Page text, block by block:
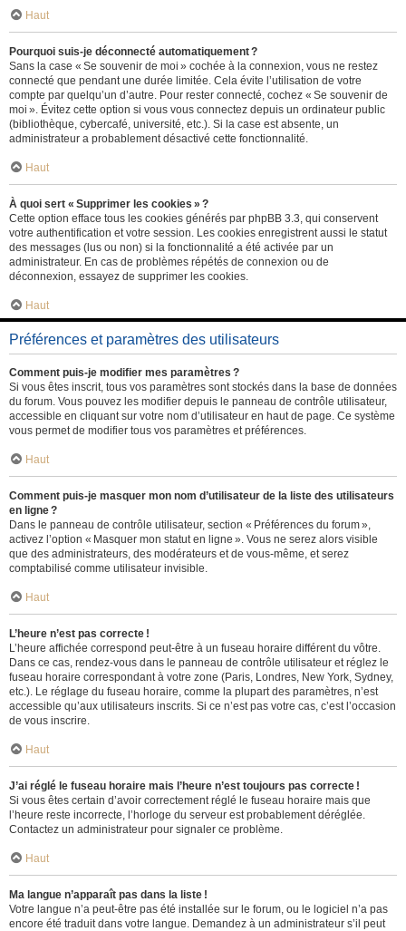
Haut
Pourquoi suis-je déconnecté automatiquement ?
Sans la case « Se souvenir de moi » cochée à la connexion, vous ne restez
connecté que pendant une durée limitée. Cela évite l’utilisation de votre
compte par quelqu’un d’autre. Pour rester connecté, cochez « Se souvenir de
moi ». Évitez cette option si vous vous connectez depuis un ordinateur public
(bibliothèque, cybercafé, université, etc.). Si la case est absente, un
administrateur a probablement désactivé cette fonctionnalité.
Haut
À quoi sert « Supprimer les cookies » ?
Cette option efface tous les cookies générés par phpBB 3.3, qui conservent
votre authentification et votre session. Les cookies enregistrent aussi le statut
des messages (lus ou non) si la fonctionnalité a été activée par un
administrateur. En cas de problèmes répétés de connexion ou de
déconnexion, essayez de supprimer les cookies.
Haut
Préférences et paramètres des utilisateurs
Comment puis-je modifier mes paramètres ?
Si vous êtes inscrit, tous vos paramètres sont stockés dans la base de données
du forum. Vous pouvez les modifier depuis le panneau de contrôle utilisateur,
accessible en cliquant sur votre nom d’utilisateur en haut de page. Ce système
vous permet de modifier tous vos paramètres et préférences.
Haut
Comment puis-je masquer mon nom d’utilisateur de la liste des utilisateurs
en ligne ?
Dans le panneau de contrôle utilisateur, section « Préférences du forum »,
activez l’option « Masquer mon statut en ligne ». Vous ne serez alors visible
que des administrateurs, des modérateurs et de vous-même, et serez
comptabilisé comme utilisateur invisible.
Haut
L’heure n’est pas correcte !
L’heure affichée correspond peut-être à un fuseau horaire différent du vôtre.
Dans ce cas, rendez-vous dans le panneau de contrôle utilisateur et réglez le
fuseau horaire correspondant à votre zone (Paris, Londres, New York, Sydney,
etc.). Le réglage du fuseau horaire, comme la plupart des paramètres, n’est
accessible qu’aux utilisateurs inscrits. Si ce n’est pas votre cas, c’est l’occasion
de vous inscrire.
Haut
J’ai réglé le fuseau horaire mais l’heure n’est toujours pas correcte !
Si vous êtes certain d’avoir correctement réglé le fuseau horaire mais que
l’heure reste incorrecte, l’horloge du serveur est probablement déréglée.
Contactez un administrateur pour signaler ce problème.
Haut
Ma langue n’apparaît pas dans la liste !
Votre langue n’a peut-être pas été installée sur le forum, ou le logiciel n’a pas
encore été traduit dans votre langue. Demandez à un administrateur s’il peut